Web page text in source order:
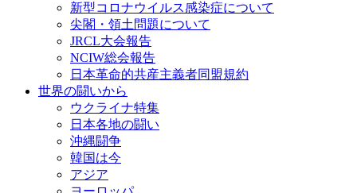
新型コロナウイルス感染症について
尖閣・領土問題について
JRCL大会報告
NCIW総会報告
日本革命的共産主義者同盟規約
世界の闘いから
ウクライナ特集
日本各地の闘い
沖縄闘争
韓国は今
アジア